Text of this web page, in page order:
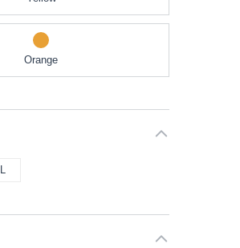
Orange
L